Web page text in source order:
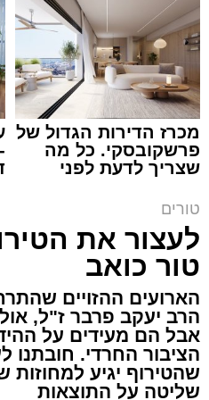
צילום: באדיבות המצלם
הרב שנהב עסיס / 17:34 29.07.26
תגים:שנהב עסיס יעוץ זוגי
באותו ערב ישבה המשפחה
ארוחת הערב. הילדים
שקרה בבית הספר, ביקשו
מי ישב ליד אבא. הבית לא
האנשים שישבו משני
עברה מילה.
"תגידי לאבא שמחר
לבדיקה", אמרה האם
מכרז הדירות הגדול של
פרשקובסקי. כל מה
שצריך לדעת לפני
באשדוד
טורים
לעצור את
טור כואב
הארועים ההזויים
הרב יעקב פרבר ז"ל,
אבל הם מעידים על
הציבור החרדי. חובתנו
שהטירוף יגיע למחוזות
שליטה על התוצאות